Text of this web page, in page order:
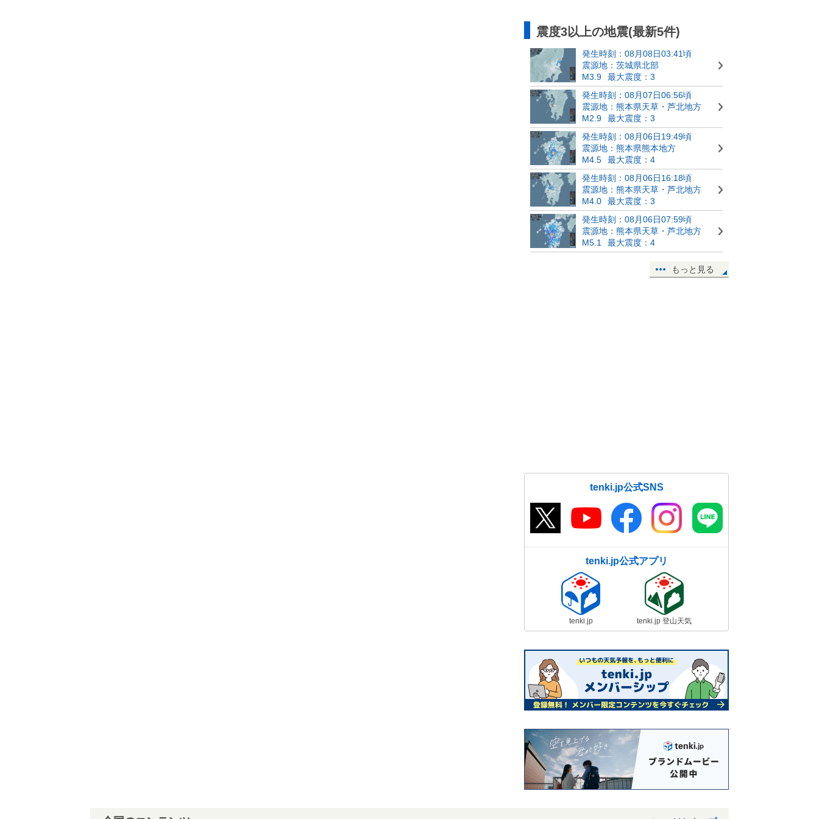
震度3以上の地震(最新5件)
発生時刻：08月08日03:41頃
震源地：茨城県北部
M3.9
最大震度：3
発生時刻：08月07日06:56頃
震源地：熊本県天草・芦北地方
M2.9
最大震度：3
発生時刻：08月06日19:49頃
震源地：熊本県熊本地方
M4.5
最大震度：4
発生時刻：08月06日16:18頃
震源地：熊本県天草・芦北地方
M4.0
最大震度：3
発生時刻：08月06日07:59頃
震源地：熊本県天草・芦北地方
M5.1
最大震度：4
もっと見る
tenki.jp公式SNS
tenki.jp公式アプリ
tenki.jp tenki.jp 登山天気